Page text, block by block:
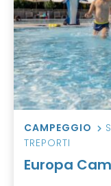
CAMPEGGIO
TREPORTI
Europa